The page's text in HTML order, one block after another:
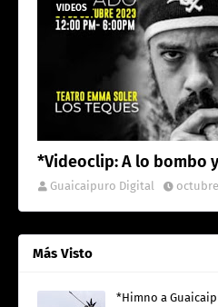
VIDEOS
*Videoclip: A lo bombo
Guaicaipuro Digital octubre
Más Visto
*Himno a